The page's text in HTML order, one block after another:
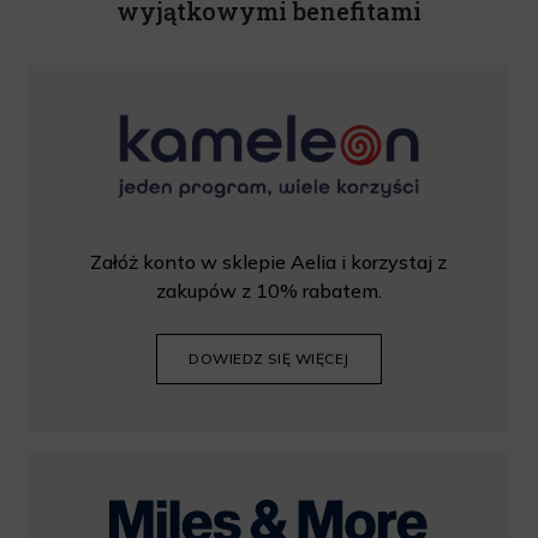
wyjątkowymi benefitami
Załóż konto w sklepie Aelia i korzystaj z
zakupów z 10% rabatem.
DOWIEDZ SIĘ WIĘCEJ